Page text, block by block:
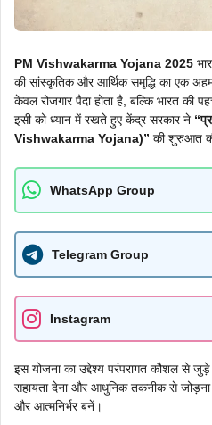
PM Vishwakarma Yojana 2025
की सांस्कृतिक और आर्थिक समृद्धि का एक
केवल रोजगार पैदा होता है, बल्कि भारत की
इसी को ध्यान में रखते हुए केंद्र सरकार ने
Vishwakarma Yojana)” की शुरुआत
WhatsApp Group
Telegram Group
Instagram
इस योजना का उद्देश्य परंपरागत कौशल से जुड़े
सहायता देना और आधुनिक तकनीक से
और आत्मनिर्भर बनें।